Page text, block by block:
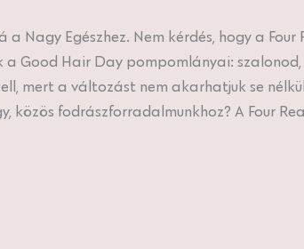
a Nagy Egészhez. Nem kérdés, hogy a
Good Hair Day pompomlányai:
mert a változást nem akarhatjuk se
közös fodrászforradalmunkhoz? A Four